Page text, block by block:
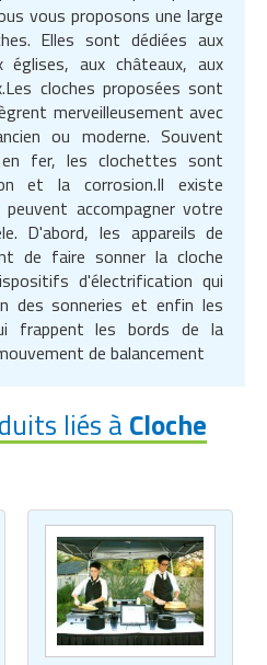
et terrain
vous proposons une large
Elles sont dédiées aux
églises, aux châteaux, aux
cloches proposées sont
merveilleusement avec
ou moderne. Souvent
fer, les clochettes sont
et la corrosion.Il existe
accompagner votre
D'abord, les appareils de
de faire sonner la cloche
d'électrification qui
des sonneries et enfin les
frappent les bords de la
de balancement
liés à Cloche